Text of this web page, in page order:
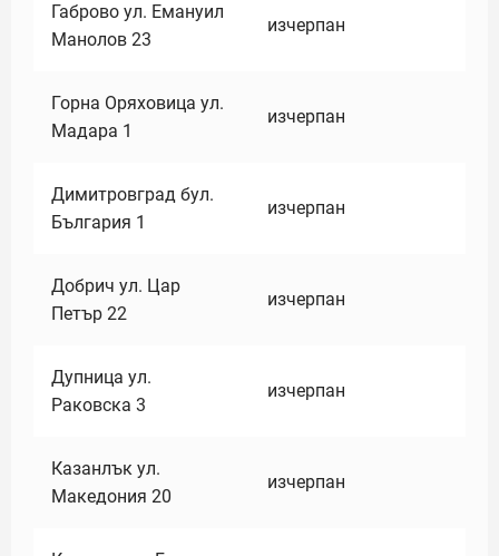
Габрово ул. Емануил
Манолов 23
изчерпан
Горна Оряховица ул.
Мадара 1
изчерпан
Димитровград бул.
България 1
изчерпан
Добрич ул. Цар
Петър 22
изчерпан
Дупница ул.
Раковска 3
изчерпан
Казанлък ул.
Македония 20
изчерпан